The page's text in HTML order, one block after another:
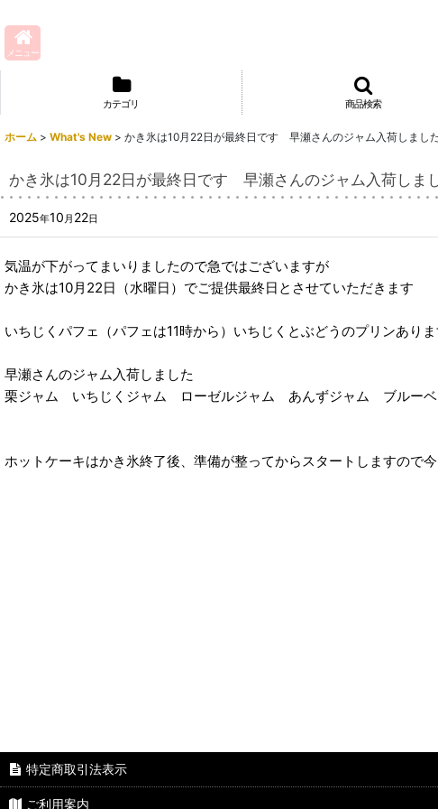
メニュー
カテゴリ 商品検索
ホーム > What's New > かき氷は10月22日が最終日です 早瀬さんのジャム入荷しまし
かき氷は10月22日が最終日です 早瀬さんのジャム入荷しま
2025年10 月 22日
気温が下がってまいりましたので急ではございますが
かき氷は10月22日（水曜日）でご提供最終日とさせていただきます
いちじくパフェ（パフェは11時から）いちじくとぶどうのプリンあり
早瀬さんのジャム入荷しました
栗ジャム いちじくジャム ローゼルジャム あんずジャム ブルー
ホットケーキはかき氷終了後、準備が整ってからスタートしますので
特定商取引法表示
ご利用案内